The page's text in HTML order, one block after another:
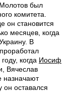
был
комитета.
он становится
месяцев, когда
В
когда Иосиф
Вячеслав
назначают
он оставался